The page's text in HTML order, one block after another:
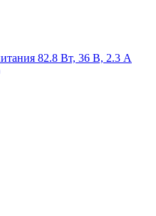
82.8 Вт, 36 В, 2.3 А